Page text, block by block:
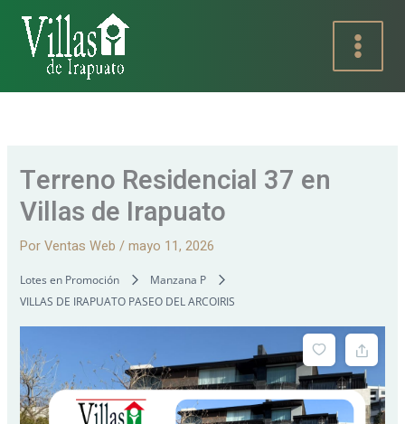
contenido
Terreno Residencial 37 en
Villas de Irapuato
PorVentas Web/mayo 11, 2026
Lotes en Promoción
Manzana P
VILLAS DE IRAPUATO PASEO DEL ARCOIRIS